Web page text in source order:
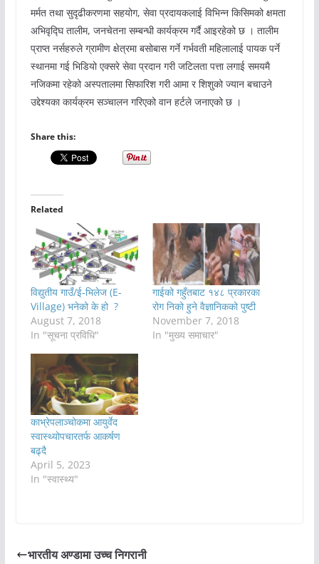
मर्मत तथा सुदृढीकरणमा सहयोग, सेवा प्रदायकलाई विभिन्न किसिमको क्षमता
अभिवृद्घि तालीम, जनचेतना सम्बन्धी कार्यक्रम गर्दै आइरहेको छ । तालीम
प्राप्त नर्सहरुले ग्रामीण क्षेत्रमा बसोबास गर्ने गर्भवती महिलालाई पायक पर्ने
स्थानमा गई भिडियो एक्सरे सेवा प्रदान गरी जटिलता पत्ता लगाई समयमै
नजिकमा रहेको अस्पतालमा सिफारिश गरी आमा र शिशुको ज्यान बचाउने
उद्देश्यका कार्यक्रम सञ्चालन गरिएको वान हर्टले जनाएको छ ।
Share this:
Related
विद्युतीय गाउँ/ई-भिलेज (E-
Village) भनेको के हो ?
August 7, 2018
In "सूचना प्रविधि"
गाईको गहुँतबाट १४८ प्रकारका
रोग निको हुने वैज्ञानिकको पुष्टी
November 7, 2018
In "मुख्य समाचार"
काभ्रेपलाञ्चोकमा आयुर्वेद
स्वास्थ्योपचारतर्फ आकर्षण
बढ्दै
April 5, 2023
In "स्वास्थ्य"
भारतीय अण्डामा उच्च निगरानी